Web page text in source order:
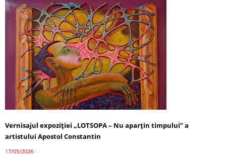
Vernisajul expoziției „LOTSOPA – Nu aparțin timpului” a
artistului Apostol Constantin
17/05/2026